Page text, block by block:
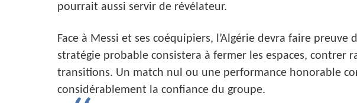
pourrait aussi servir de révélateur.
Face à Messi et ses coéquipiers, l’Algérie devra faire preuve
stratégie probable consistera à fermer les espaces, contrer
transitions. Un match nul ou une performance honorable
considérablement la confiance du groupe.